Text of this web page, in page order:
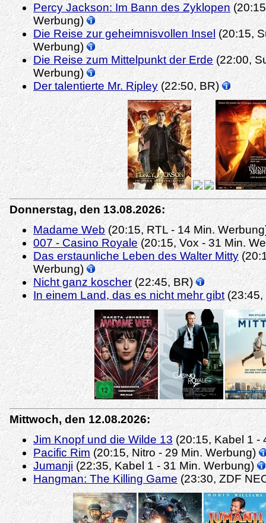
Percy Jackson: Im Bann des Zyklopen
Werbung)
Die Reise zur geheimnisvollen Insel (20:15,
Werbung)
Die Reise zum Mittelpunkt der Erde (22:00,
Werbung)
Der talentierte Mr. Ripley (22:50, BR)
Donnerstag, den 13.08.2026:
Madame Web (20:15, RTL - 14 Min.
007 - Casino Royale (20:15, Vox - 31 Min.
Das erstaunliche Leben des Walter Mitty
Werbung)
Nicht ganz koscher (22:45, BR)
In einem Land, das es nicht mehr gibt
Mittwoch, den 12.08.2026:
Jim Knopf und die Wilde 13 (20:15, Kabel 1 -
Pacific Rim (20:15, Nitro - 29 Min. Werbung)
Jumanji (22:35, Kabel 1 - 31 Min. Werbung)
Hangman: The Killing Game (23:30, ZDF